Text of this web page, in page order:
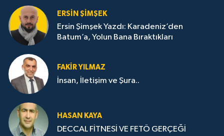
ERSIN ŞIMŞEK
Ersin Şimşek Yazdı: Karadeniz’den
Batum’a, Yolun Bana Bıraktıkları
FAKIR YILMAZ
İnsan, İletişim ve Şura..
HASAN KAYA
DECCAL FİTNESİ VE FETÖ GERÇEĞİ